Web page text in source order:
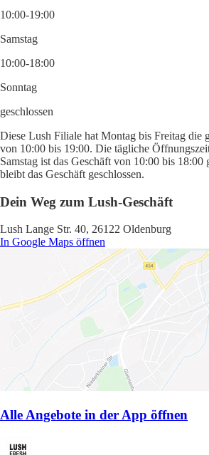
10:00-19:00
Samstag
10:00-18:00
Sonntag
geschlossen
Diese Lush Filiale hat Montag bis Freitag die
von 10:00 bis 19:00. Die tägliche
Samstag ist das Geschäft von 10:00 bis
bleibt das Geschäft geschlossen.
Dein Weg zum Lush-Geschäft
Lush Lange Str. 40, 26122 Oldenburg
In Google Maps öffnen
Alle Angebote in der App öffnen